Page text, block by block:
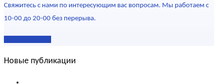
Свяжитесь с нами по интересующим вас вопросам. Мы работаем с
10-00 до 20-00 без перерыва.
Новые публикации